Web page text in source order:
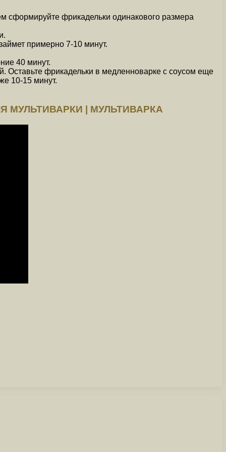
фрикадельки одинакового размера
примерно 7-10 минут.
40 минут.
Оставьте фрикадельки в медленноварке с соусом еще
10-15 минут.
МУЛЬТИВАРКИ | МУЛЬТИВАРКА